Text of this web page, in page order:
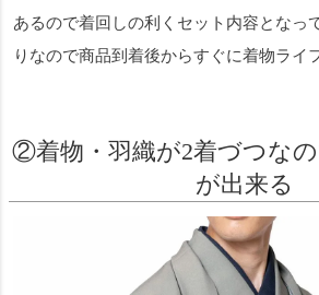
あるので着回しの利くセット内容となっ
りなので商品到着後からすぐに着物ライ
②着物・羽織が2着づつな
が出来る